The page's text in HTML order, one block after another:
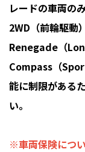
レードの車両の
2WD（前輪駆動
Renegade（
Compass（
能に制限がある
い。
※車両保険につ